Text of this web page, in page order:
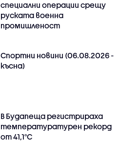
специални операции срещу
руската военна
промишленост
Спортни новини (06.08.2026 -
късна)
В Будапеща регистрираха
температуратурен рекорд
от 41,1°C